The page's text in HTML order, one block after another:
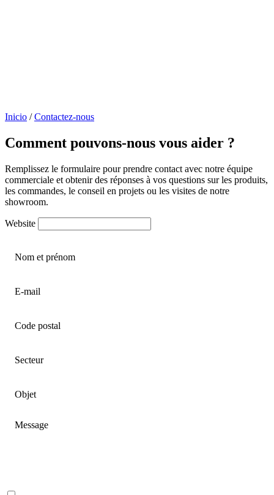
Inicio / Contactez-nous
Comment pouvons-nous vous aider ?
Remplissez le formulaire pour prendre contact avec notre équipe
commerciale et obtenir des réponses à vos questions sur les produits,
les commandes, le conseil en projets ou les visites de notre
showroom.
Website
Nom et prénom
E-mail
Code postal
Secteur
Objet
Message